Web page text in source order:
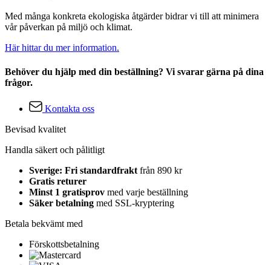
Med många konkreta ekologiska åtgärder bidrar vi till att minimera
vår påverkan på miljö och klimat.
Här hittar du mer information.
Behöver du hjälp med din beställning? Vi svarar gärna på dina
frågor.
Kontakta oss
Bevisad kvalitet
Handla säkert och pålitligt
Sverige: Fri standardfrakt från 890 kr
Gratis returer
Minst 1 gratisprov med varje beställning
Säker betalning med SSL-kryptering
Betala bekvämt med
Förskottsbetalning